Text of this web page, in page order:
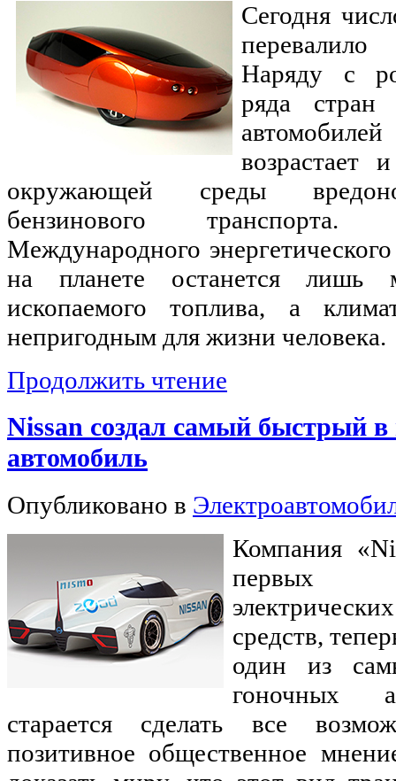
Сегодня
Наряду с
ряда стран
возрастает
окружающей среды
бензинового
Международного
на планете останется лишь
ископаемого топлива, а
непригодным для жизни человека.
Продолжить чтение
Nissan создал самый быстрый
автомобиль
Опубликовано в
Компания
первых
средств,
один из
гоночных
старается сделать все
позитивное общественное